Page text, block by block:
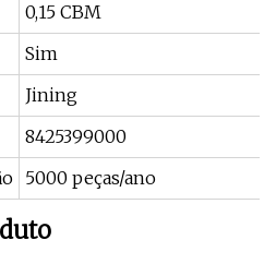
0,15 CBM
Sim
Jining
8425399000
5000 peças/ano